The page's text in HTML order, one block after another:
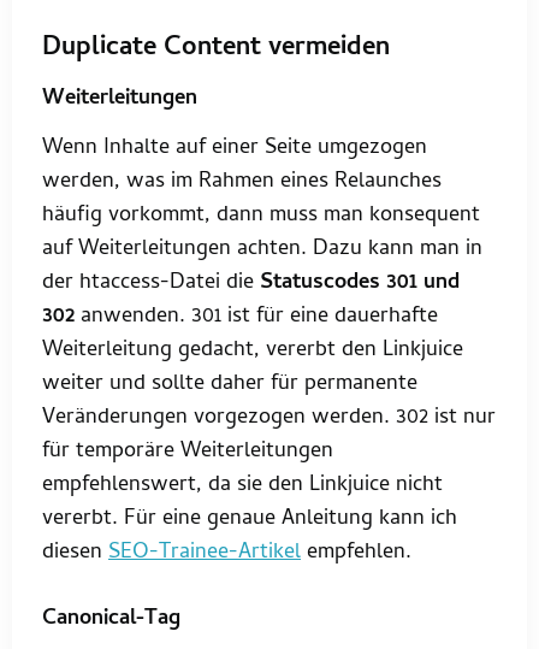
Duplicate Content vermeiden
Weiterleitungen
Wenn Inhalte auf einer Seite umgezogen
werden, was im Rahmen eines Relaunches
häufig vorkommt, dann muss man konsequent
auf Weiterleitungen achten. Dazu kann man in
der htaccess-Datei die Statuscodes 301 und
302 anwenden. 301 ist für eine dauerhafte
Weiterleitung gedacht, vererbt den Linkjuice
weiter und sollte daher für permanente
Veränderungen vorgezogen werden. 302 ist nur
für temporäre Weiterleitungen
empfehlenswert, da sie den Linkjuice nicht
vererbt. Für eine genaue Anleitung kann ich
diesen SEO-Trainee-Artikelempfehlen.
Canonical-Tag